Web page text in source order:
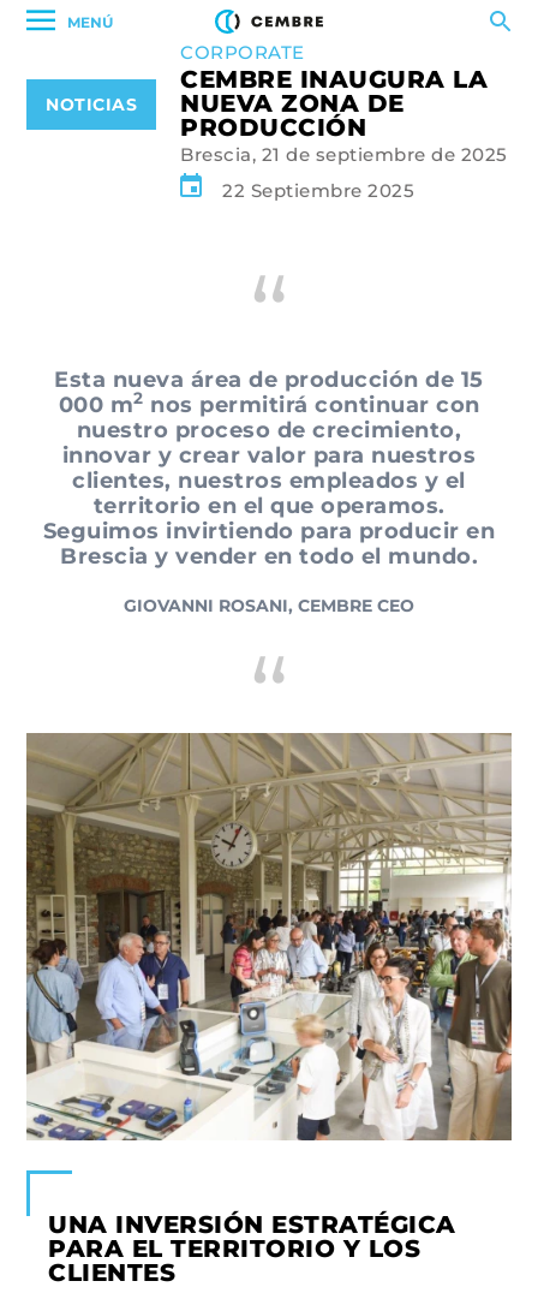
MENÚ
NOTICIAS
CORPORATE
CEMBRE INAUGURA LA
NUEVA ZONA DE
PRODUCCIÓN
Brescia, 21 de septiembre de 2025
22 Septiembre 2025
Esta nueva área de producción de 15
000 m2 nos permitirá continuar con
nuestro proceso de crecimiento,
innovar y crear valor para nuestros
clientes, nuestros empleados y el
territorio en el que operamos.
Seguimos invirtiendo para producir en
Brescia y vender en todo el mundo.
GIOVANNI ROSANI, CEMBRE CEO
UNA INVERSIÓN ESTRATÉGICA
PARA EL TERRITORIO Y LOS
CLIENTES